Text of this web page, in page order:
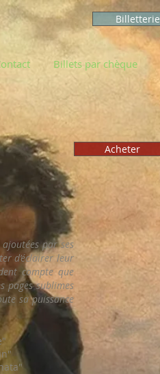
Billetterie
Billets par chèque
par ses
d’éclairer leur
compte que
pages sublimes
sa puissance
Acheter